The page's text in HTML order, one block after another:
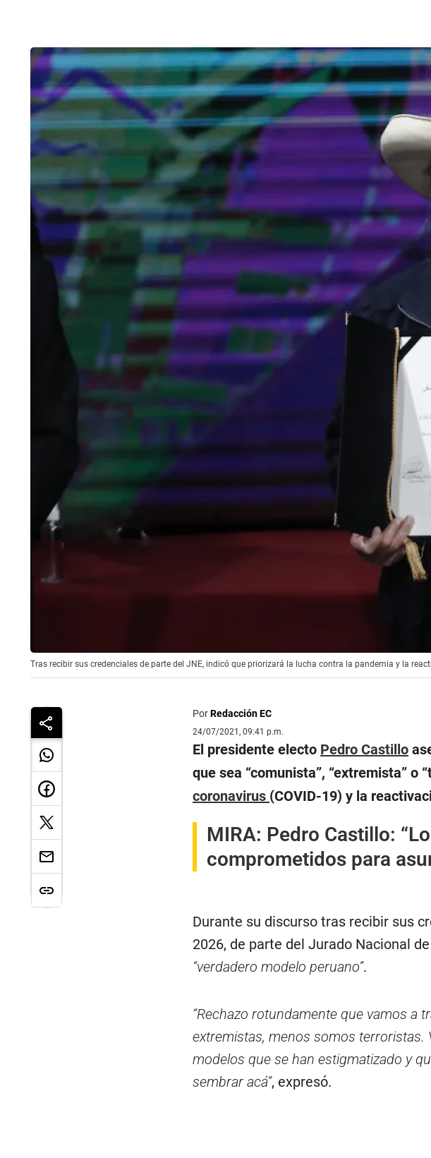
Tras recibir sus credenciales de parte del JNE, indicó que priorizará la lucha contra la pandemia y la
PorRedacción EC
24/07/2021, 09:41 p.m.
El presidente electo Pedro Castillo
que sea “comunista”, “extremista”
coronavirus (COVID-19) y la
MIRA: Pedro Castillo:
comprometidos para
Durante su discurso tras recibir sus
2026, de parte del Jurado Nacional
“verdadero modelo peruano”.
“Rechazo rotundamente que vamos
extremistas, menos somos terroristas.
modelos que se han estigmatizado y
sembrar acá”, expresó.